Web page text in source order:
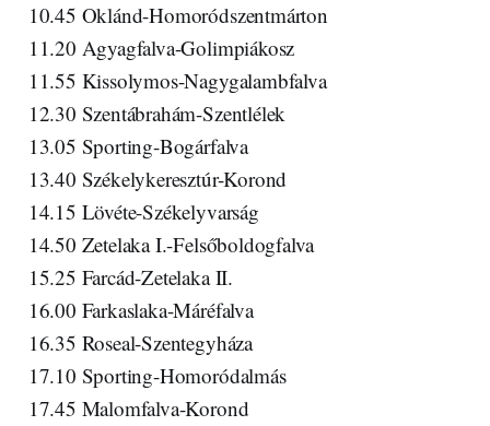
10.45 Oklánd-Homoródszentmárton
11.20 Agyagfalva-Golimpiákosz
11.55 Kissolymos-Nagygalambfalva
12.30 Szentábrahám-Szentlélek
13.05 Sporting-Bogárfalva
13.40 Székelykeresztúr-Korond
14.15 Lövéte-Székelyvarság
14.50 Zetelaka I.-Felsőboldogfalva
15.25 Farcád-Zetelaka II.
16.00 Farkaslaka-Máréfalva
16.35 Roseal-Szentegyháza
17.10 Sporting-Homoródalmás
17.45 Malomfalva-Korond